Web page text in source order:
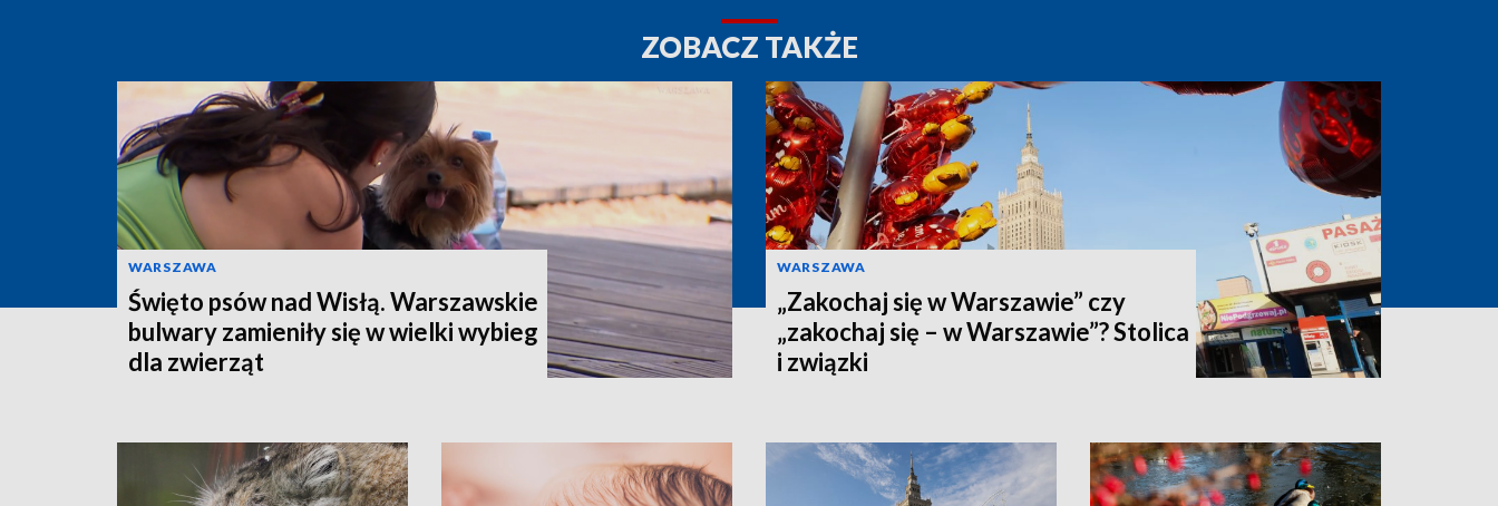
ZOBACZ TAKŻE
WARSZAWA
Święto psów nad Wisłą. Warszawskie
bulwary zamieniły się w wielki wybieg
dla zwierząt
WARSZAWA
„Zakochaj się w Warszawie” czy
„zakochaj się – w Warszawie”? Stolica
i związki